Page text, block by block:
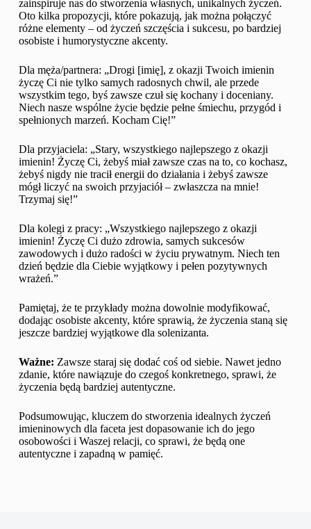
zainspiruje nas do stworzenia własnych, unikalnych życzeń.
Oto kilka propozycji, które pokazują, jak można połączyć
różne elementy – od życzeń szczęścia i sukcesu, po bardziej
osobiste i humorystyczne akcenty.
Dla męża/partnera: „Drogi [imię], z okazji Twoich imienin
życzę Ci nie tylko samych radosnych chwil, ale przede
wszystkim tego, byś zawsze czuł się kochany i doceniany.
Niech nasze wspólne życie będzie pełne śmiechu, przygód i
spełnionych marzeń. Kocham Cię!”
Dla przyjaciela: „Stary, wszystkiego najlepszego z okazji
imienin! Życzę Ci, żebyś miał zawsze czas na to, co kochasz,
żebyś nigdy nie tracił energii do działania i żebyś zawsze
mógł liczyć na swoich przyjaciół – zwłaszcza na mnie!
Trzymaj się!”
Dla kolegi z pracy: „Wszystkiego najlepszego z okazji
imienin! Życzę Ci dużo zdrowia, samych sukcesów
zawodowych i dużo radości w życiu prywatnym. Niech ten
dzień będzie dla Ciebie wyjątkowy i pełen pozytywnych
wrażeń.”
Pamiętaj, że te przykłady można dowolnie modyfikować,
dodając osobiste akcenty, które sprawią, że życzenia staną się
jeszcze bardziej wyjątkowe dla solenizanta.
Ważne: Zawsze staraj się dodać coś od siebie. Nawet jedno
zdanie, które nawiązuje do czegoś konkretnego, sprawi, że
życzenia będą bardziej autentyczne.
Podsumowując, kluczem do stworzenia idealnych życzeń
imieninowych dla faceta jest dopasowanie ich do jego
osobowości i Waszej relacji, co sprawi, że będą one
autentyczne i zapadną w pamięć.